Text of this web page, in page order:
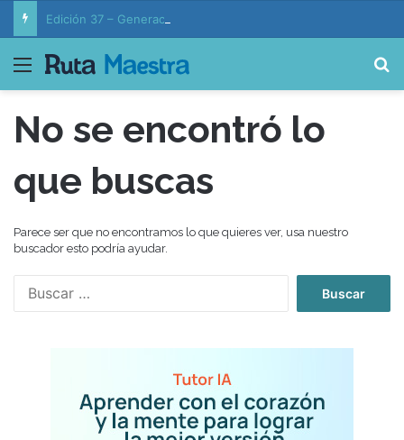
Menú
No se encontró lo
que buscas
Parece ser que no encontramos lo que quieres ver, usa nuestro
buscador esto podría ayudar.
: